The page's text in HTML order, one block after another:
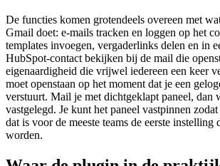
De functies komen grotendeels overeen met
Gmail doet: e-mails tracken en loggen op het
templates invoegen, vergaderlinks delen en in
HubSpot-contact bekijken bij de mail die
eigenaardigheid die vrijwel iedereen een keer
moet openstaan op het moment dat je een
verstuurt. Mail je met dichtgeklapt paneel, dan
vastgelegd. Je kunt het paneel vastpinnen
dat is voor de meeste teams de eerste instelling
worden.